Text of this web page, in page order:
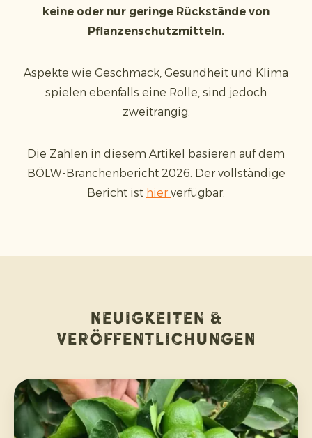
keine oder nur geringe Rückstände von
Pflanzenschutzmitteln.
Aspekte wie Geschmack, Gesundheit und Klima
spielen ebenfalls eine Rolle, sind jedoch
zweitrangig.
Die Zahlen in diesem Artikel basieren auf dem
BÖLW-Branchenbericht 2026. Der vollständige
Bericht ist hier verfügbar.
Neuigkeiten &
Veröffentlichungen